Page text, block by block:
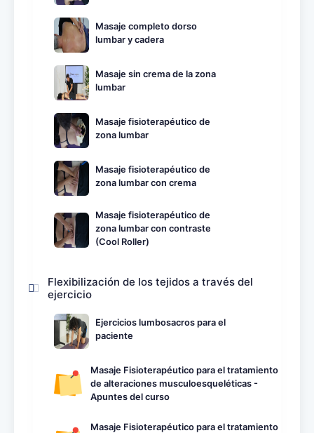
Masaje completo dorso
lumbar y cadera
Masaje sin crema de la zona
lumbar
Masaje fisioterapéutico de
zona lumbar
Masaje fisioterapéutico de
zona lumbar con crema
Masaje fisioterapéutico de
zona lumbar con contraste
(Cool Roller)
Flexibilización de los tejidos a través del
ejercicio
Ejercicios lumbosacros para el
paciente
Masaje Fisioterapéutico para el tratamiento
de alteraciones musculoesqueléticas -
Apuntes del curso
Masaje Fisioterapéutico para el tratamiento